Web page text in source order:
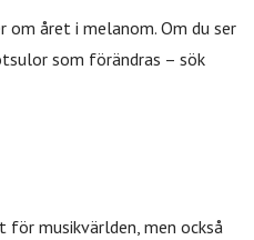
om året i melanom. Om du ser
som förändras – sök
musikvärlden, men också